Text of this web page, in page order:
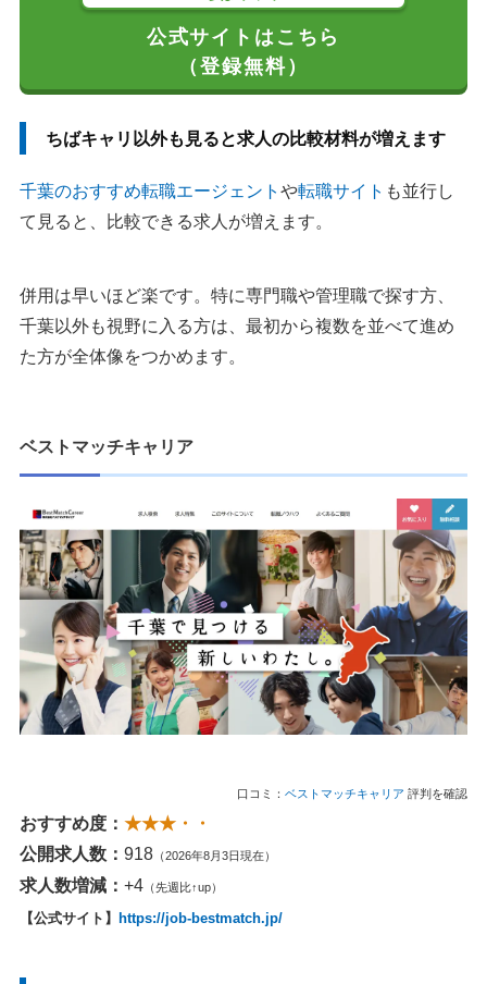
公式サイトはこちら
（登録無料）
ちばキャリ以外も見ると求人の比較材料が増えます
千葉のおすすめ転職エージェント や転職サイト も並行し
て見ると、比較できる求人が増えます。
併用は早いほど楽です。特に専門職や管理職で探す方、
千葉以外も視野に入る方は、最初から複数を並べて進め
た方が全体像をつかめます。
ベストマッチキャリア
口コミ： ベストマッチキャリア 評判を確認
おすすめ度： ★★★・・
公開求人数： 918 （2026年8月3日現在）
求人数増減： +4 （先週比↑up）
【公式サイト】 https://job-bestmatch.jp/